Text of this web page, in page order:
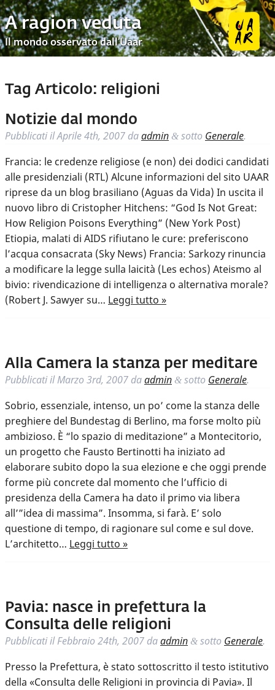
A ragion veduta
Il mondo osservato dall’Uaar
Tag Articolo: religioni
Notizie dal mondo
Pubblicati ilAprile 4th, 2007 daadmin & sotto Generale.
Francia: le credenze religiose (e non) dei dodici candidati
alle presidenziali (RTL) Alcune informazioni del sito UAAR
riprese da un blog brasiliano (Aguas da Vida) In uscita il
nuovo libro di Cristopher Hitchens: “God Is Not Great:
How Religion Poisons Everything” (New York Post)
Etiopia, malati di AIDS rifiutano le cure: preferiscono
l’acqua consacrata (Sky News) Francia: Sarkozy rinuncia
a modificare la legge sulla laicità (Les echos) Ateismo al
bivio: rivendicazione di intelligenza o alternativa morale?
(Robert J. Sawyer su… Leggi tutto »
Alla Camera la stanza per meditare
Pubblicati ilMarzo 3rd, 2007 daadmin & sotto Generale.
Sobrio, essenziale, intenso, un po’ come la stanza delle
preghiere del Bundestag di Berlino, ma forse molto più
ambizioso. È “lo spazio di meditazione” a Montecitorio,
un progetto che Fausto Bertinotti ha iniziato ad
elaborare subito dopo la sua elezione e che oggi prende
forme più concrete dal momento che l’ufficio di
presidenza della Camera ha dato il primo via libera
all’”idea di massima”. Insomma, si farà. E’ solo
questione di tempo, di ragionare sul come e sul dove.
L’architetto… Leggi tutto »
Pavia: nasce in prefettura la
Consulta delle religioni
Pubblicati ilFebbraio 24th, 2007 daadmin & sotto Generale.
Presso la Prefettura, è stato sottoscritto il testo istitutivo
della «Consulta delle Religioni in provincia di Pavia». Il